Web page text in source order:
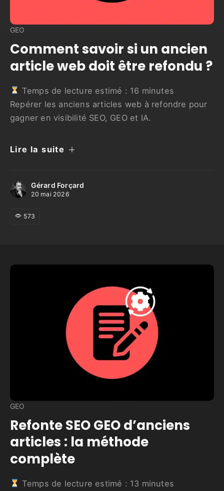
GEO
Comment savoir si un ancien
article web doit être refondu ?
Temps de lecture estimé : 16 minutes
Repérer les anciens articles web à refondre pour
gagner en visibilité SEO, GEO et IA.
Lire la suite
Gérard Forçard
20 mai 2026
573
GEO
Refonte SEO GEO d’anciens
articles : la méthode
complète
Temps de lecture estimé : 13 minutes